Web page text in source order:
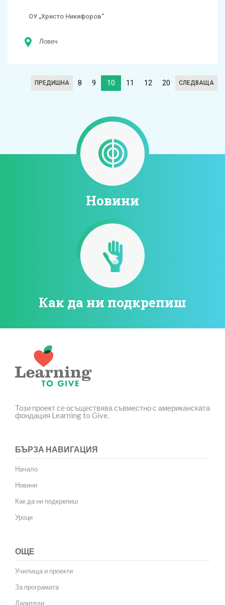
ОУ „Христо Никифоров“
Ловеч
ПРЕДИШНА 8 9 10 11 12 20 СЛЕДВАЩА
Новини
Как да ни подкрепиш
Този проект се осъществява съвместно с американската
фондация Learning to Give.
БЪРЗА НАВИГАЦИЯ
Начало
Новини
Как да ни подкрепиш
Уроци
ОЩЕ
Училища и проекти
За програмата
Дарители